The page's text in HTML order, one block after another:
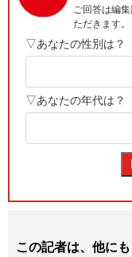
この記者は、他に